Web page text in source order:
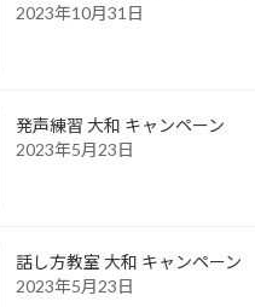
2023年10月31日
発声練習 大和 キャンペーン
2023年5月23日
話し方教室 大和 キャンペーン
2023年5月23日